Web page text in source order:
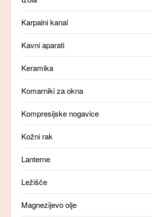
Karpalni kanal
Kavni aparati
Keramika
Komarniki za okna
Kompresijske nogavice
Kožni rak
Lanterne
Ležišče
Magnezijevo olje